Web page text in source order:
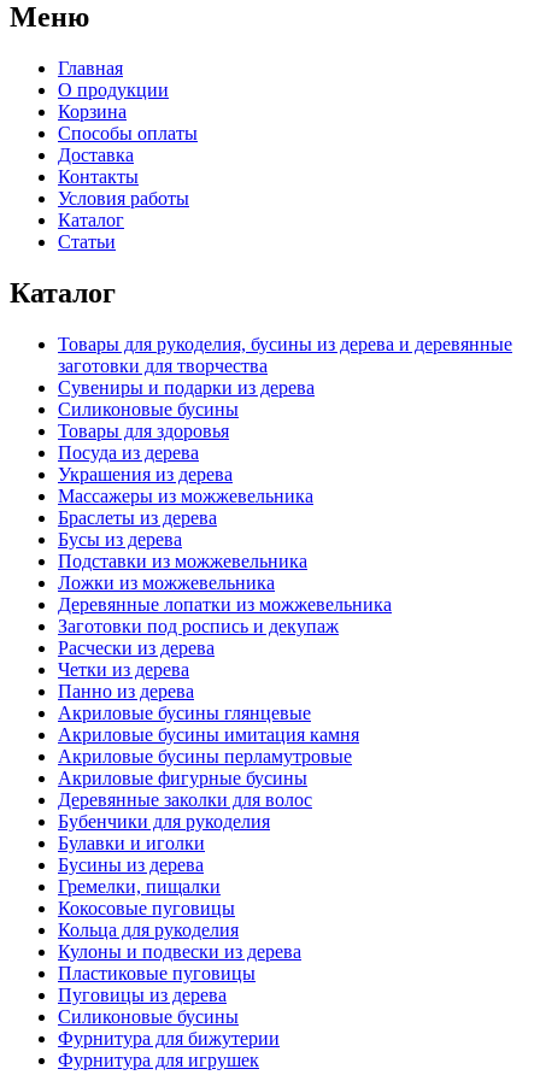
Меню
Главная
О продукции
Корзина
Способы оплаты
Доставка
Контакты
Условия работы
Каталог
Статьи
Каталог
Товары для рукоделия, бусины из дерева и деревянные
заготовки для творчества
Сувениры и подарки из дерева
Силиконовые бусины
Товары для здоровья
Посуда из дерева
Украшения из дерева
Массажеры из можжевельника
Браслеты из дерева
Бусы из дерева
Подставки из можжевельника
Ложки из можжевельника
Деревянные лопатки из можжевельника
Заготовки под роспись и декупаж
Расчески из дерева
Четки из дерева
Панно из дерева
Акриловые бусины глянцевые
Акриловые бусины имитация камня
Акриловые бусины перламутровые
Акриловые фигурные бусины
Деревянные заколки для волос
Бубенчики для рукоделия
Булавки и иголки
Бусины из дерева
Гремелки, пищалки
Кокосовые пуговицы
Кольца для рукоделия
Кулоны и подвески из дерева
Пластиковые пуговицы
Пуговицы из дерева
Силиконовые бусины
Фурнитура для бижутерии
Фурнитура для игрушек